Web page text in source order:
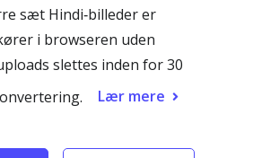
sæt Hindi‑billeder er
i browseren uden
slettes inden for 30
Lær mere